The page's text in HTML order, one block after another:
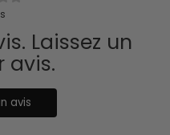
Laissez un
avis.
avis